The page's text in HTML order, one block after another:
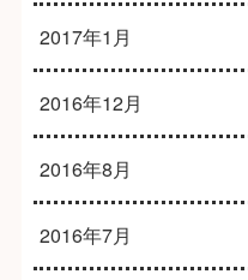
2017年1月
2016年12月
2016年8月
2016年7月